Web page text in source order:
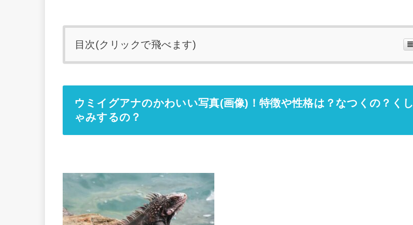
目次(クリックで飛べます)
ウミイグアナのかわいい写真(画像)！特徴や性格は？なつくの？くし
ゃみするの？